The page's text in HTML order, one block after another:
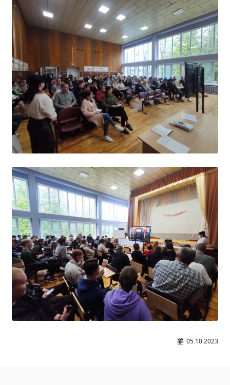
оснащенность образовательного процесса.
Доступная среда
Стипендии и меры поддержки обучающихся
Платные образовательные услуги
Финансово-хозяйственная деятельность
Вакантные места для приёма (перевода)
Международное сотрудничество
Организация питания в образовательной
организации
УЧЕБНАЯ РАБОТА
Заочное отделение
Локальные акты
ВОСПИТАТЕЛЬНАЯ РАБОТА
Безопасность на железной дороге
ГТО
Дополнительное образование
Информационная безопасность
Информация для детей-сирот
Памятные даты военной истории
Пожарная безопасность
05.10.2023